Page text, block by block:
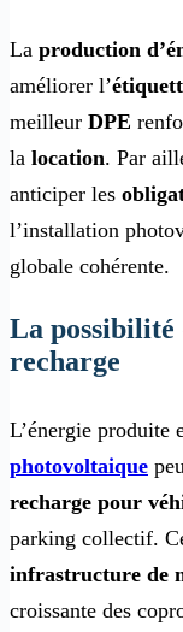
La production
améliorer l’
meilleur DPE
la location. Par
anticiper les
l’installation
globale cohérente.
La possibilité
recharge
L’énergie produite
photovoltaique
recharge pour
parking collectif.
infrastructure de
croissante des